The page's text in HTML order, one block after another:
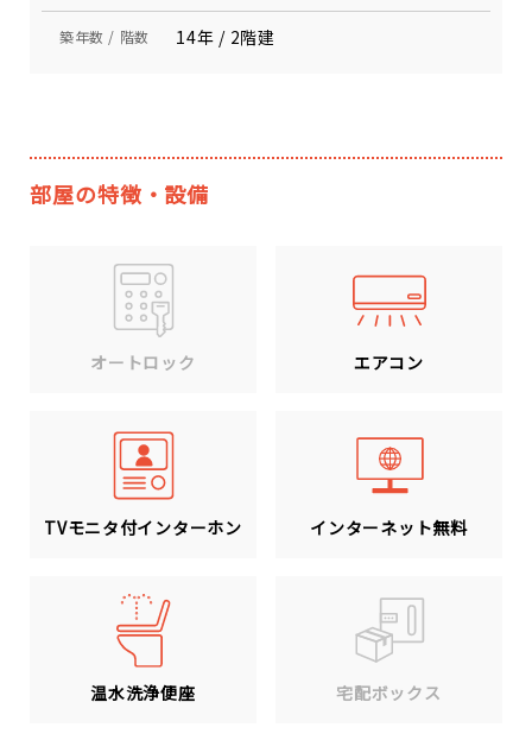
築年数 / 階数 14年 / 2階建
部屋の特徴・設備
オートロック エアコン
TVモニタ付インターホン インターネット無料
温水洗浄便座 宅配ボックス